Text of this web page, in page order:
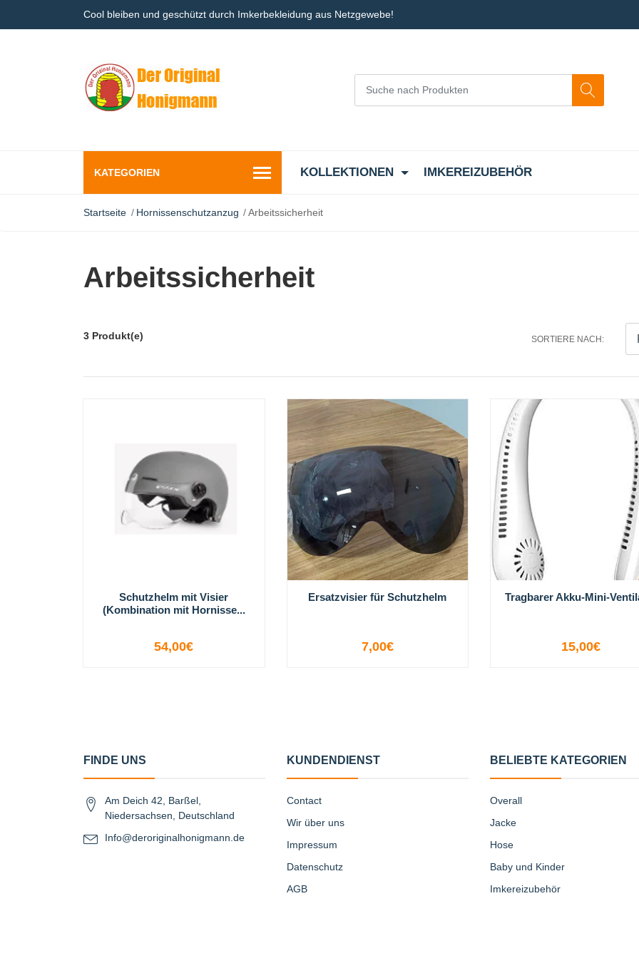
Cool bleiben und geschützt durch Imkerbekleidung aus Netzgewebe!
KATEGORIEN KOLLEKTIONEN IMKEREIZUBEHÖR
Startseite Hornissenschutzanzug Arbeitssicherheit
Arbeitssicherheit
3 Produkt(e) SORTIERE NACH:
Schutzhelm mit Visier
(Kombination mit Hornisse...
+
54,00€
Ersatzvisier für Schutzhelm
+
7,00€
Tragbarer Akku-Mini-
+
15,00€
FINDE UNS
Am Deich 42, Barßel,
Niedersachsen, Deutschland
Info@deroriginalhonigmann.de
KUNDENDIENST
Contact
Wir über uns
Impressum
Datenschutz
AGB
BELIEBTE KATEGORIEN
Overall
Jacke
Hose
Baby und Kinder
Imkereizubehör